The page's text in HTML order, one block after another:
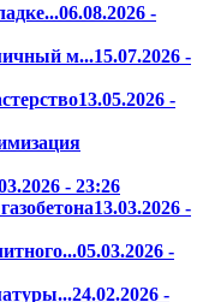
06.08.2026 -
м...15.07.2026 -
13.05.2026 -
- 23:26
13.03.2026 -
05.03.2026 -
24.02.2026 -